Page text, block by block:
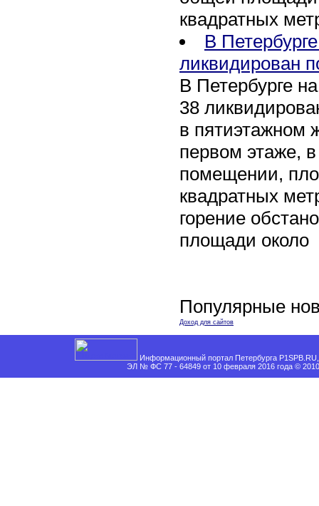
квадратных
В
ликвидирован
В Петербурге
38
в пятиэтажном
первом этаже,
помещении,
квадратных
горение
площади около
Популярные
Доход для сайтов
Информационный портал Петербурга
ЭЛ № ФС 77 - 64849 от 10 февраля 2016 года ©